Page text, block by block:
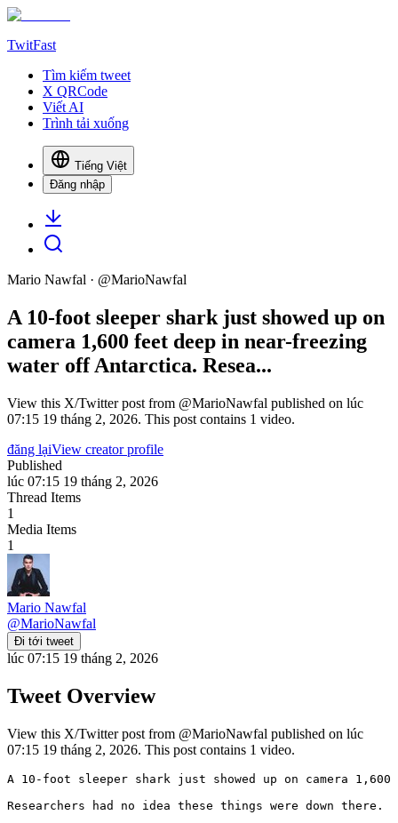
TwitFast
Tìm kiếm tweet
X QRCode
Viết AI
Trình tải xuống
Tiếng Việt
Đăng nhập
Mario Nawfal · @MarioNawfal
A 10-foot sleeper shark just showed up on
camera 1,600 feet deep in near-freezing
water off Antarctica. Resea...
View this X/Twitter post from @MarioNawfal published on lúc
07:15 19 tháng 2, 2026. This post contains 1 video.
đăng lạiView creator profile
Published
lúc 07:15 19 tháng 2, 2026
Thread Items
1
Media Items
1
Mario Nawfal
@MarioNawfal
Đi tới tweet
lúc 07:15 19 tháng 2, 2026
Tweet Overview
View this X/Twitter post from @MarioNawfal published on lúc
07:15 19 tháng 2, 2026. This post contains 1 video.
A 10-foot sleeper shark just showed up on camera
Researchers had no idea these things were down there.